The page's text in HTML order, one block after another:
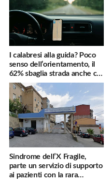
I calabresi alla guida? Poco
senso dell’orientamento, il
62% sbaglia strada anche col
navigatore
Sindrome dell’X Fragile,
parte un servizio di supporto
ai pazienti con la rara